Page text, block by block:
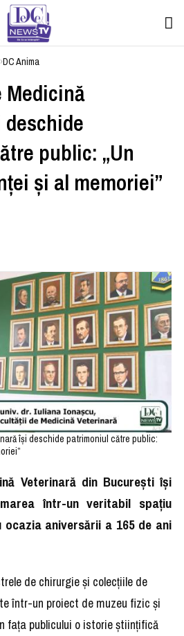
›DC Anima
Medicină
public: „Un
și al memoriei”
își deschide patrimoniul către public:
Veterinară din București își
într-un veritabil spațiu
aniversării a 165 de ani
de chirurgie și colecțiile de
într-un proiect de muzeu fizic și
fața publicului o istorie științifică